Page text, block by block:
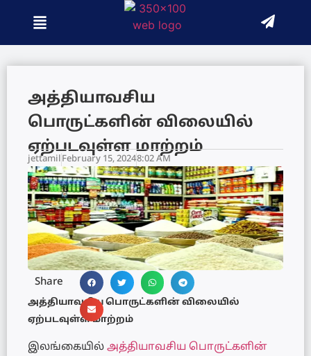
அத்தியாவசிய
பொருட்களின் விலையில்
ஏற்படவுள்ள மாற்றம்
jettamilFebruary 15, 20248:02 AM
Share
அத்தியாவசிய பொருட்களின் விலையில்
ஏற்படவுள்ள மாற்றம்
இலங்கையில் அத்தியாவசிய பொருட்களின்